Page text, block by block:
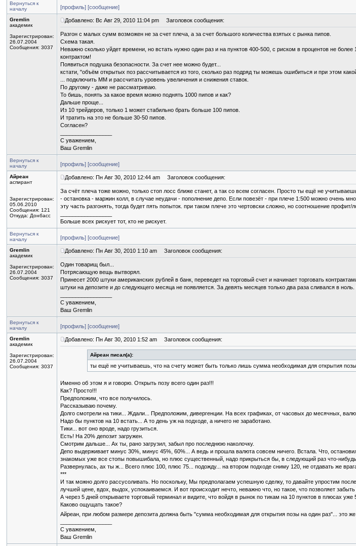
Вернуться к
началу
[профиль] [сообщение]
Gremlin
академик
Зарегистрирован:
26.07.2004
Сообщения: 3037
Добавлено: Вс Авг 29, 2010 11:04 pm Заголовок сообщения:
Разгон с малых сумм возможен не за счет плеча, а за счет большого количества взятых с рынка пипов.
Схема такая.
Неважно сколько уйдет времени, но встать нужно один раз и на пунктов 400-500, с риском в процентов не
контрактом!
Появиться подушка безопасности. За счет нее можно будет...
кстати, "объём открытых поз рассчитывается из того, сколько раз подряд ты можешь ошибиться и при этом
... подключить ММ и рассчитать уровень увеличения и снижения ставок.
По другому - даже не рассматриваю.
То бишь, понять за какое время можно поднять 1000 пипов и как?
Дальше проще...
Из 10 трейдеров, только 1 может стабильно брать больше 100 пипов.
И тратить на это не больше 30-50 пипов.
Согласен?
С уважением,
Ваш Gremlin
Вернуться к
началу
[профиль] [сообщение]
Айреан
аспирант
Зарегистрирован:
05.06.2010
Сообщения: 121
Откуда: Донбасс
Добавлено: Пн Авг 30, 2010 12:44 am Заголовок сообщения:
За счёт плеча тоже можно, только стоп лосс ближе станет, а так со всем согласен. Просто ты ещё не
- остановка - маржин колл, в случае неудачи - пополнение депо. Если повезёт - при плече 1:500 можно очень
эту часть разгонять, тогда будет пять попыток. при таком плече это чертовски сложно, но соотношение
Больше всех рискует тот, кто не рискует.
Вернуться к
началу
[профиль] [сообщение]
Gremlin
академик
Зарегистрирован:
26.07.2004
Сообщения: 3037
Добавлено: Пн Авг 30, 2010 1:10 am Заголовок сообщения:
Один товарищ был...
Потрясающую вещь вытворял.
Принесет 2000 штуки американских рублей в банк, переведет на торговый счет и начинает торговать
штуки на депозите и до следующего месяца не появляется. За девять месяцев только два раза сливался в
С уважением,
Ваш Gremlin
Вернуться к
началу
[профиль] [сообщение]
Gremlin
академик
Зарегистрирован:
26.07.2004
Сообщения: 3037
Добавлено: Пн Авг 30, 2010 1:52 am Заголовок сообщения:
Айреан писал(а):
ты ещё не учитываешь, что на счету может быть только лишь сумма необходимая для открытия
Именно об этом я и говорю. Открыть позу всего один раз!!!
Как? Просто!!!
Предположим, что все получилось.
Рассказываю почему.
Долго смотрели на тики... Ждали... Предположим, дивергенции. На всех графиках, от часовых до месячных,
Надо бы пунктов на 10 встать... А то день уж на подходе, а ничего не заработано.
Тики... вот оно вроде, надо грузиться.
Есть! На 20% депозит загружен.
Смотрим дальше... Ах ты, рано загрузил, забыл про последнюю наколочку.
Депо выдерживает минус 30%, минус 45%, 60%... А ведь и прошла валюта совсем ничего. Встала. Что,
знакомых уже все стопы повышибала, но плюс существенный, надо прикрыться бы, в следующий раз что-
Развернулась, ах ты ж... Всего плюс 100, плюс 75... подожду... на втором подходе сниму 120, не отдавать же
***
И так можно долго рассусоливать. Но поскольку, Мы предполагаем успешную сделку, то давайте упростим
лучшей цене, вдох, выдох, успокаиваемся. И вот происходит нечто, неважно что, но такое, что позволяет
А через 5 дней открываете торговый терминал и видите, что войдя в рынок по тикам на 10 пунктов в плюсах уже
Каково ощущать такое?
Айреан, при любом размере депозита должна быть "сумма необходимая для открытия позы на один раз"... это
С уважением,
Ваш Gremlin